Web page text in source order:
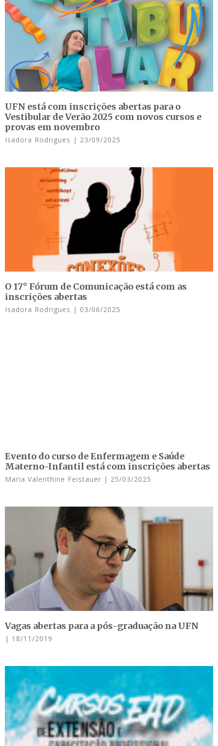
UFN está com inscrições abertas para o
Vestibular de Verão 2025 com novos cursos e
provas em novembro
Isadora Rodrigues 23/09/2025
O 17° Fórum de Comunicação está com as
inscrições abertas
Isadora Rodrigues 03/06/2025
Evento do curso de Enfermagem e Saúde
Materno-Infantil está com inscrições abertas
Maria Valenthine Feistauer 25/03/2025
Vagas abertas para a pós-graduação na UFN
18/11/2019